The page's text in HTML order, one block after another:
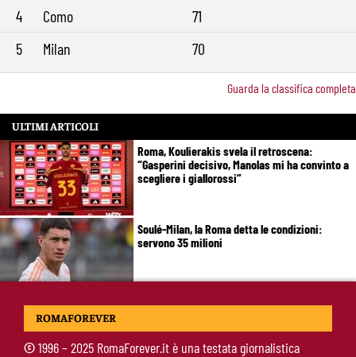
4
Como
71
5
Milan 70
Guarda la classifica completa
ULTIMI ARTICOLI
Roma, Koulierakis svela il retroscena:
“Gasperini decisivo, Manolas mi ha convinto a
scegliere i giallorossi”
Soulé-Milan, la Roma detta le condizioni:
servono 35 milioni
Koulierakis-Roma, impatto immediato: gol e
ROMAFOREVER
©1996 – 2025 RomaForever.it è una testata giornalistica